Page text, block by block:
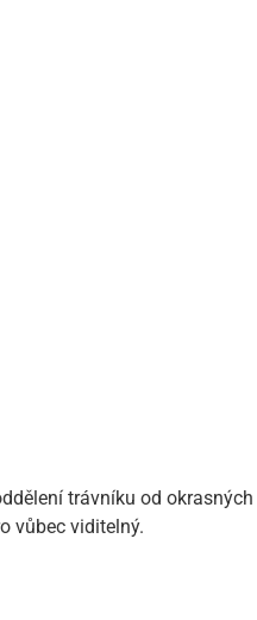
trávníku od okrasných
vůbec viditelný.